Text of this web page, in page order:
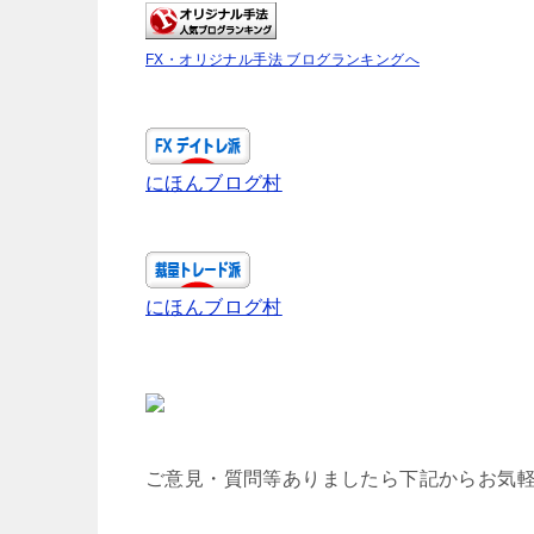
FX・オリジナル手法 ブログランキングへ
にほんブログ村
にほんブログ村
ご意見・質問等ありましたら下記からお気